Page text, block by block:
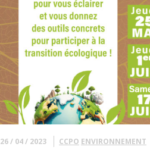
26 / 04 / 2023 CCPO ENVIRONNEMENT